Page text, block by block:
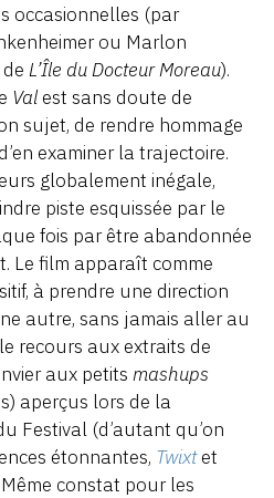
occasionnelles (par
ou Marlon
L’Île du Docteur Moreau).
Val est sans doute de
sujet, de rendre hommage
examiner la trajectoire.
globalement inégale,
piste esquissée par le
fois par être abandonnée
Le film apparaît comme
à prendre une direction
autre, sans jamais aller au
recours aux extraits de
aux petits mashups
aperçus lors de la
Festival (d’autant qu’on
étonnantes, Twixtet
constat pour les